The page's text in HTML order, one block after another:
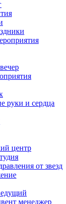
руки и сердца
центр
от звезд
менеджер